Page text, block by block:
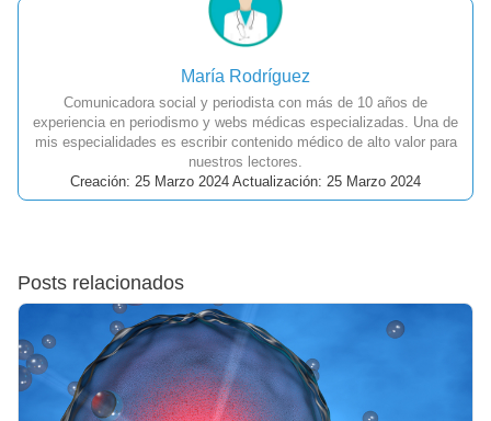
María Rodríguez
Comunicadora social y periodista con más de 10 años de
experiencia en periodismo y webs médicas especializadas. Una de
mis especialidades es escribir contenido médico de alto valor para
nuestros lectores.
Creación: 25 Marzo 2024 Actualización: 25 Marzo 2024
Posts relacionados